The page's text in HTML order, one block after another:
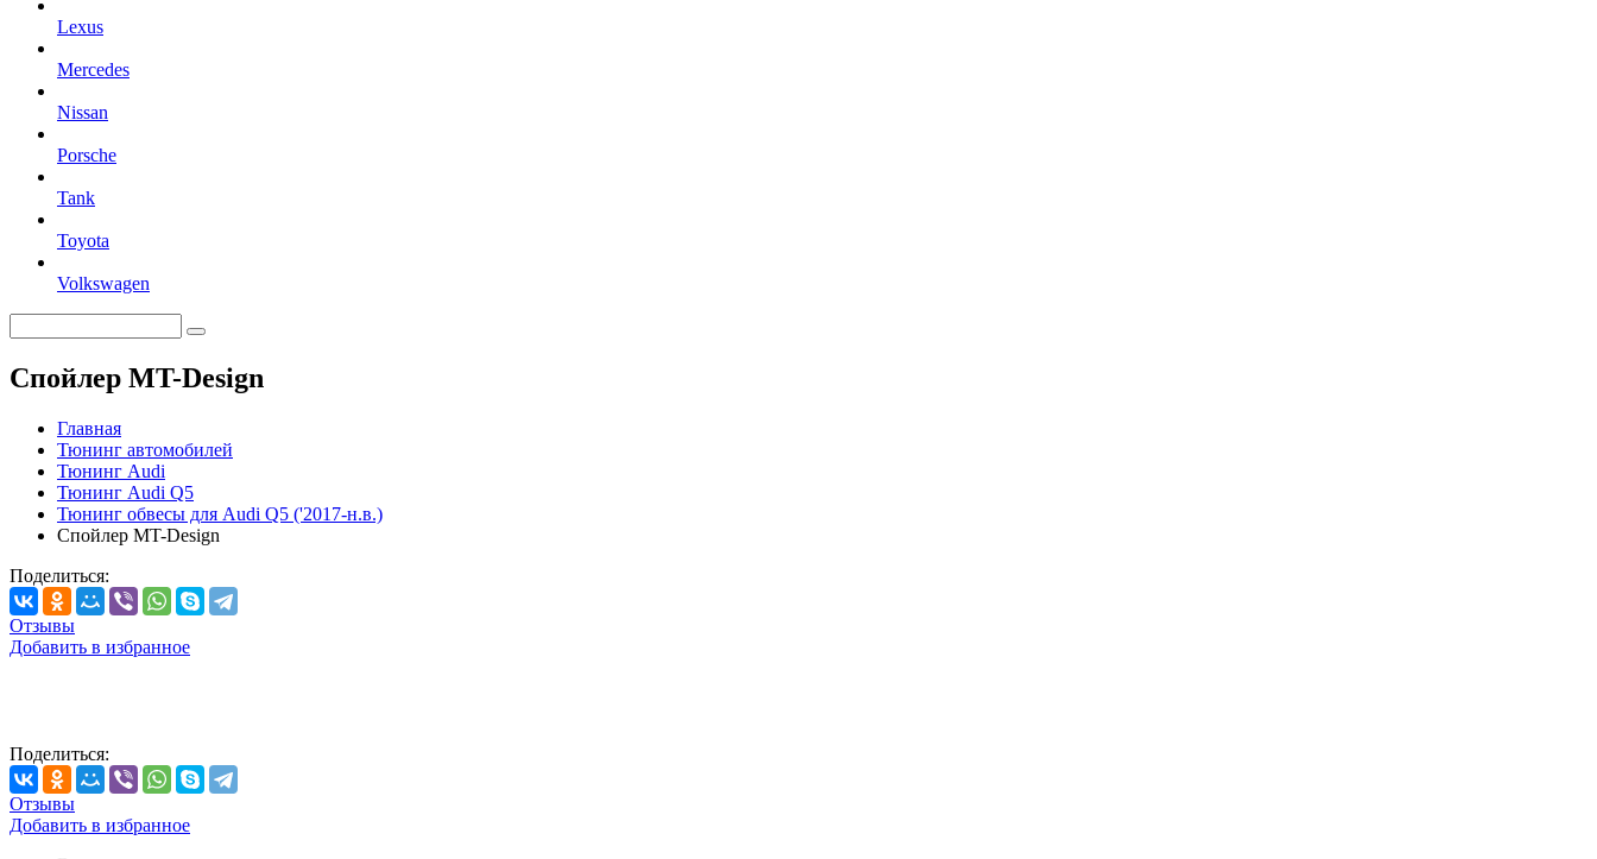
Lexus
Mercedes
Nissan
Porsche
Tank
Toyota
Volkswagen
Спойлер MT-Design
Главная
Тюнинг автомобилей
Тюнинг Audi
Тюнинг Audi Q5
Тюнинг обвесы для Audi Q5 ('2017-н.в.)
Спойлер MT-Design
Поделиться:
Отзывы
Добавить в избранное
Поделиться:
Отзывы
Добавить в избранное